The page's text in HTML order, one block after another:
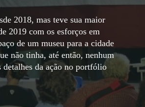
2018, mas teve sua maior
2019 com os esforços em
de um museu para a cidade
não tinha, até então, nenhum
da ação no portfólio